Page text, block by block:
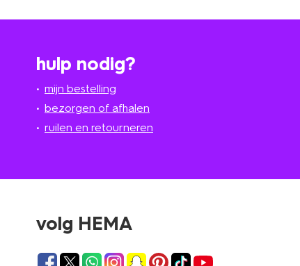
hulp nodig?
mijn bestelling
bezorgen of afhalen
ruilen en retourneren
volg HEMA